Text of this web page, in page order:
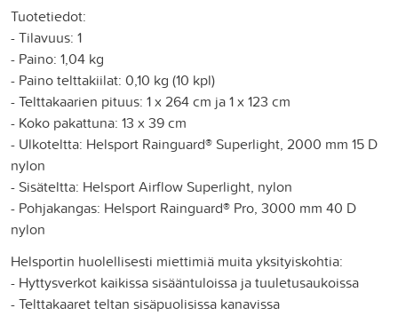
Tuotetiedot:
- Tilavuus: 1
- Paino: 1,04 kg
- Paino telttakiilat: 0,10 kg (10 kpl)
- Telttakaarien pituus: 1 x 264 cm ja 1 x 123 cm
- Koko pakattuna: 13 x 39 cm
- Ulkoteltta: Helsport Rainguard® Superlight, 2000 mm 15 D
nylon
- Sisäteltta: Helsport Airflow Superlight, nylon
- Pohjakangas: Helsport Rainguard® Pro, 3000 mm 40 D
nylon
Helsportin huolellisesti miettimiä muita yksityiskohtia:
- Hyttysverkot kaikissa sisääntuloissa ja tuuletusaukoissa
- Telttakaaret teltan sisäpuolisissa kanavissa